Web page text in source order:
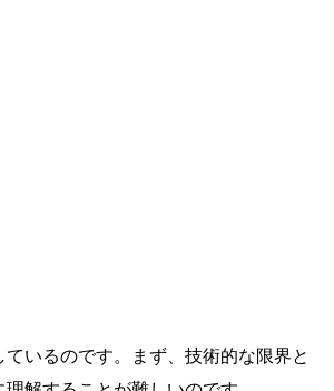
いるのです。まず、技術的な限界と